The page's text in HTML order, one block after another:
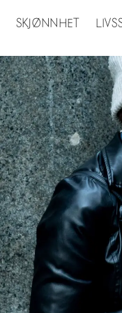
SKJØNNHET